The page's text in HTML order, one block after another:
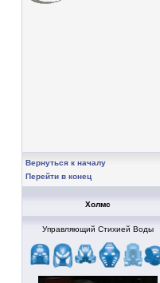
Вернуться к началу
Перейти в конец
Холмс
Управляющий Стихией Воды